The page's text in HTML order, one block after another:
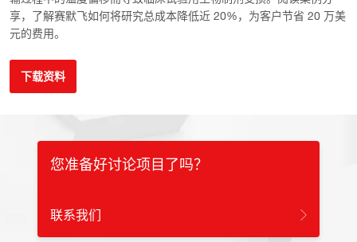
享，了解赛默飞如何将研究总成本降低近 20%，为客户节省 20 万美
元的费用。
下载资料
您准备好讨论项目了吗？
联系我们